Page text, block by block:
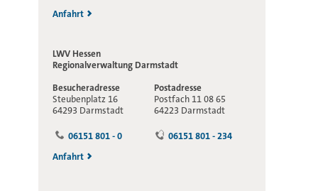
Anfahrt
LWV Hessen
Regionalverwaltung Darmstadt
Besucheradresse
Steubenplatz 16
64293 Darmstadt
Postadresse
Postfach 11 08 65
64223 Darmstadt
06151 801 - 0
06151 801 - 234
Anfahrt